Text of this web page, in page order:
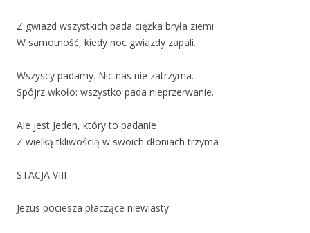
Z gwiazd wszystkich pada ciężka bryła ziemi
W samotność, kiedy noc gwiazdy zapali.
Wszyscy padamy. Nic nas nie zatrzyma.
Spójrz wkoło: wszystko pada nieprzerwanie.
Ale jest Jeden, który to padanie
Z wielką tkliwością w swoich dłoniach trzyma
STACJA VIII
Jezus pociesza płaczące niewiasty